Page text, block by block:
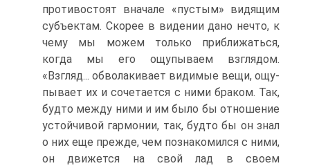
противостоят вначале «пустым» видящим
субъектам. Скорее в виде­нии дано нечто, к
чему мы можем только приближаться,
когда мы его ощупываем взглядом.
«Взгляд... обволакивает видимые вещи, ощу­
пывает их и сочетается с ними браком. Так,
будто между ними и им было бы отношение
устойчивой гармонии, так, будто бы он знал
о них еще прежде, чем познакомился с ними,
он движется на свой лад в своем